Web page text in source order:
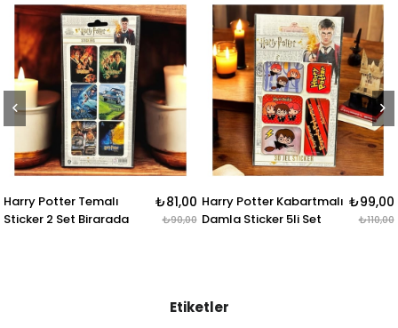
Temalı
Set Birarada
₺81,00
₺90,00
Harry Potter Kabartmalı
Damla Sticker 5li Set
₺99,00
₺110,00
Harry
Rozet &
Etiketler